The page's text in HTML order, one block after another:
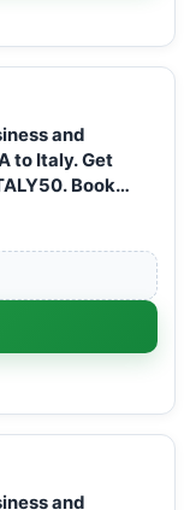
and
to Italy. Get
Book
and